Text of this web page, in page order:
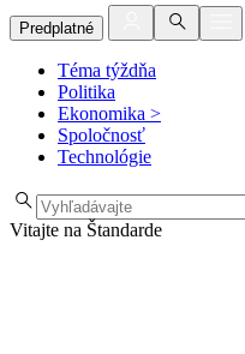
Predplatné
Téma týždňa
Politika
Ekonomika >
Spoločnosť
Technológie
Vitajte na Štandarde